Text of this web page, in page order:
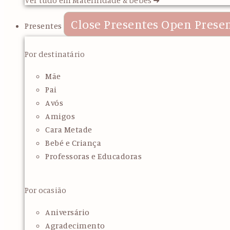
Presentes Close Presentes Open
Por destinatário
Mãe
Pai
Avós
Amigos
Cara Metade
Bebé e Criança
Professoras e Educadoras
Por ocasião
Aniversário
Agradecimento